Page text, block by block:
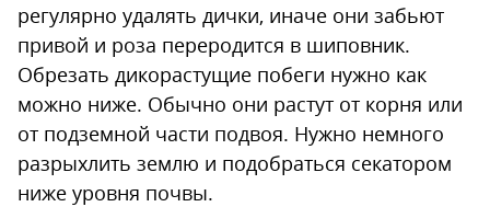
регулярно удалять дички, иначе они забьют
привой и роза переродится в шиповник.
Обрезать дикорастущие побеги нужно как
можно ниже. Обычно они растут от корня или
от подземной части подвоя. Нужно немного
разрыхлить землю и подобраться секатором
ниже уровня почвы.